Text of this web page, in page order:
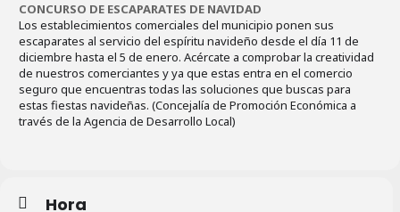
CONCURSO DE ESCAPARATES DE NAVIDAD
Los establecimientos comerciales del municipio ponen sus
escaparates al servicio del espíritu navideño desde el día 11 de
diciembre hasta el 5 de enero. Acércate a comprobar la creatividad
de nuestros comerciantes y ya que estas entra en el comercio
seguro que encuentras todas las soluciones que buscas para
estas fiestas navideñas. (Concejalía de Promoción Económica a
través de la Agencia de Desarrollo Local)
Hora